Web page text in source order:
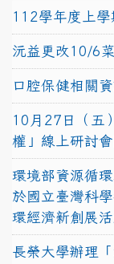
112學年度上
沅益更改10/6
口腔保健相關
10月27日（五
權」線上研討
環境部資源循
於國立臺灣科
環經濟新創展
長榮大學辦理